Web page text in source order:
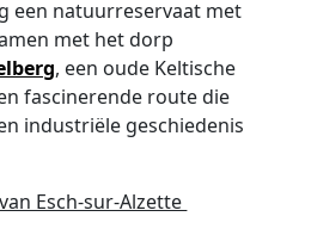
een natuurreservaat met
met het dorp
, een oude Keltische
fascinerende route die
industriële geschiedenis
Esch-sur-Alzette